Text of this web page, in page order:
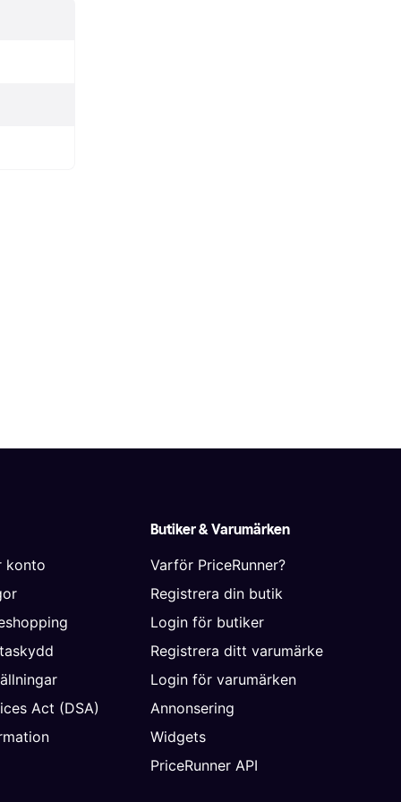
konto
Act (DSA)
Butiker & Varumärken
Varför PriceRunner?
Registrera din butik
Login för butiker
Registrera ditt varumärke
Login för varumärken
Annonsering
Widgets
PriceRunner API